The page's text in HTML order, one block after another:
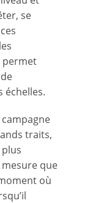
se
permet
échelles.
traits,
que
où